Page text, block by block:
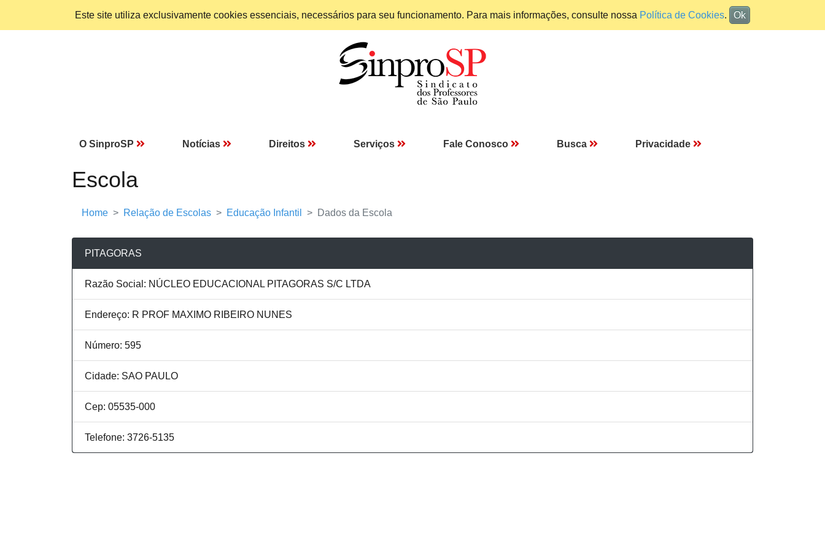
Este site utiliza exclusivamente cookies essenciais, necessários para seu funcionamento. Para mais informações, consulte nossa Política de Cookies. Ok
O SinproSP Notícias Direitos Serviços Fale Conosco Busca Privacidade
Escola
Home Relação de Escolas Educação Infantil Dados da Escola
PITAGORAS
Razão Social: NÚCLEO EDUCACIONAL PITAGORAS S/C LTDA
Endereço: R PROF MAXIMO RIBEIRO NUNES
Número: 595
Cidade: SAO PAULO
Cep: 05535-000
Telefone: 3726-5135